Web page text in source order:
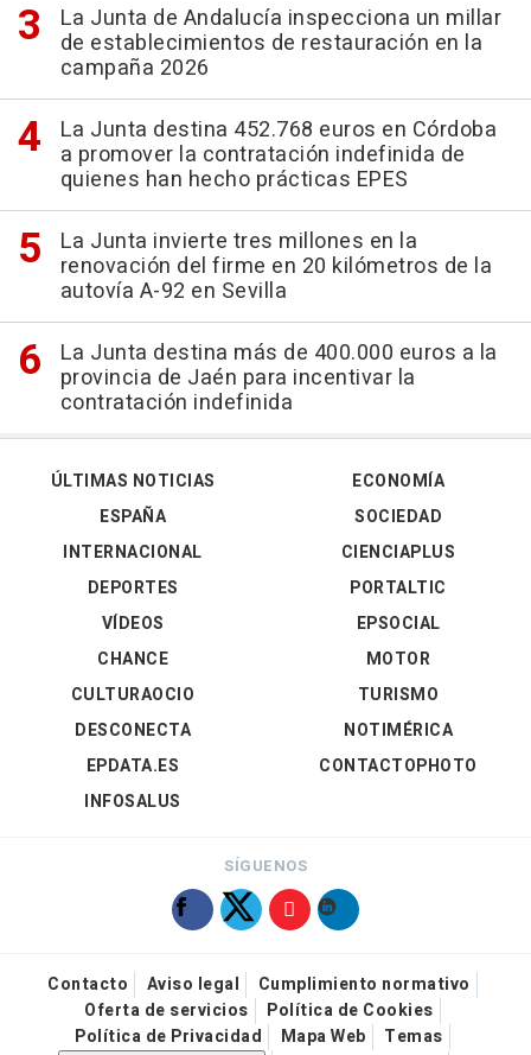
La Junta de Andalucía inspecciona un millar
de establecimientos de restauración en la
campaña 2026
La Junta destina 452.768 euros en Córdoba
a promover la contratación indefinida de
quienes han hecho prácticas EPES
La Junta invierte tres millones en la
renovación del firme en 20 kilómetros de la
autovía A-92 en Sevilla
La Junta destina más de 400.000 euros a la
provincia de Jaén para incentivar la
contratación indefinida
ÚLTIMAS NOTICIAS
ESPAÑA
INTERNACIONAL
DEPORTES
VÍDEOS
ECONOMÍA
SOCIEDAD
CIENCIAPLUS
PORTALTIC
EPSOCIAL
CHANCE
CULTURAOCIO
DESCONECTA
EPDATA.ES
INFOSALUS
MOTOR
TURISMO
NOTIMÉRICA
CONTACTOPHOTO
SÍGUENOS
Contacto Aviso legal
Cumplimiento normativo
Oferta de servicios
Política de Cookies
Política de Privacidad
Mapa Web
Temas